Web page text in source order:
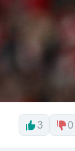
3 0